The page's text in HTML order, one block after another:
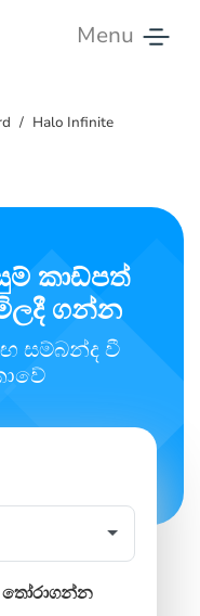
Menu
Halo Infinite
කාඩ්පත්
ගන්න
සම්බන්ද වී
තෝරාගන්න